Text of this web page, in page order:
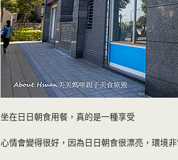
坐在日日朝食用餐，真的是一種享受
心情會變得很好，因為日日朝食很漂亮，環境